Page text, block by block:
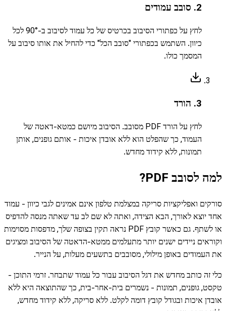
2. סובב עמודים
לחץ על כפתורי הסיבוב בכרטיס של כל עמוד לסיבוב ב-90° לכל
כיוון. השתמש בכפתורי "סובב הכל" כדי להחיל את אותו סיבוב על
המסמך כולו.
3. הורד
לחץ על הורד PDF מסובב. הסיבוב מיושם כמטא-דאטה של
העמוד, כך שהפלט הוא ללא אובדן איכות - אותם גופנים, אותן
תמונות, ללא קידוד מחדש.
למה לסובב PDF?
סורקים ואפליקציות סריקה במצלמת טלפון אינם אמינים לגבי כיוון - עמוד
אחד יוצא לאורך, הבא הצידה, ואתה לא שם לב עד שאתה מנסה להדפיס
או לשתף. גם כאשר קובץ PDF נראה תקין בצופה שלך, מדפסות מסוימות
וקוראים ניידים ישנים יותר מתעלמים ממטא-הדאטה של הסיבוב ומציגים
את העמודים באופן מילולי, מסובבים בתשעים מעלות, על הנייר.
כלי זה כותב מחדש את דגל הסיבוב עבור כל עמוד שתבחר. זרמי התוכן -
טקסט, גופנים, תמונות - נשמרים בית-אחר-בית, כך שהתוצאה היא ללא
אובדן איכות ובגודל קובץ דומה לקלט. ללא סריקה, ללא קידוד מחדש,